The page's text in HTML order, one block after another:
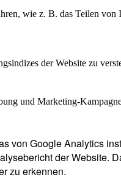
wie z. B. das Teilen
der Website zu
und Marketing-
von Google Analytics
der Website.
zu erkennen.